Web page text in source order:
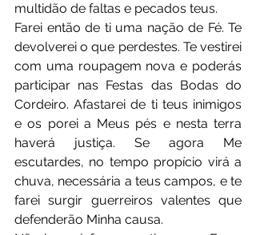
multidão de faltas e pecados teus.
Farei então de ti uma nação de Fé. Te
devolverei o que perdestes. Te vestirei
com uma roupagem nova e poderás
participar nas Festas das Bodas do
Cordeiro. Afastarei de ti teus inimigos
e os porei a Meus pés e nesta terra
haverá justiça. Se agora Me
escutardes, no tempo propício virá a
chuva, necessária a teus campos, e te
farei surgir guerreiros valentes que
defenderão Minha causa.